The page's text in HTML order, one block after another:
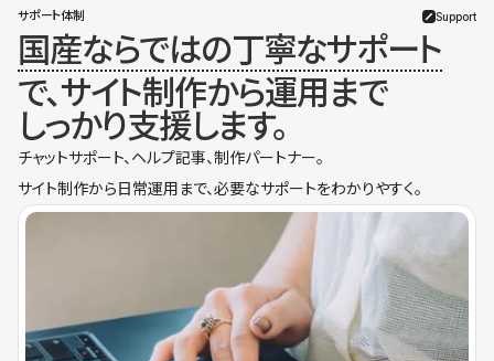
サポート体制 Support
国産ならではの丁寧なサポート
で、サイト制作から運用まで
しっかり支援します。
チャットサポート、ヘルプ記事、制作パートナー。
サイト制作から日常運用まで、必要なサポートをわかりやすく。